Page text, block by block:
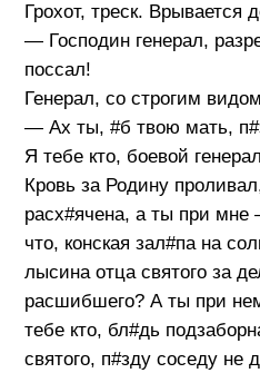
Грохот, треск. Врывается
— Господин генерал,
поссал!
Генерал, со строгим
— Ах ты, #б твою мать,
Я тебе кто, боевой
Кровь за Родину
расх#ячена, а ты при мне
что, конская зал#па на
лысина отца святого за
расшибшего? А ты при
тебе кто, бл#дь
святого, п#зду соседу не